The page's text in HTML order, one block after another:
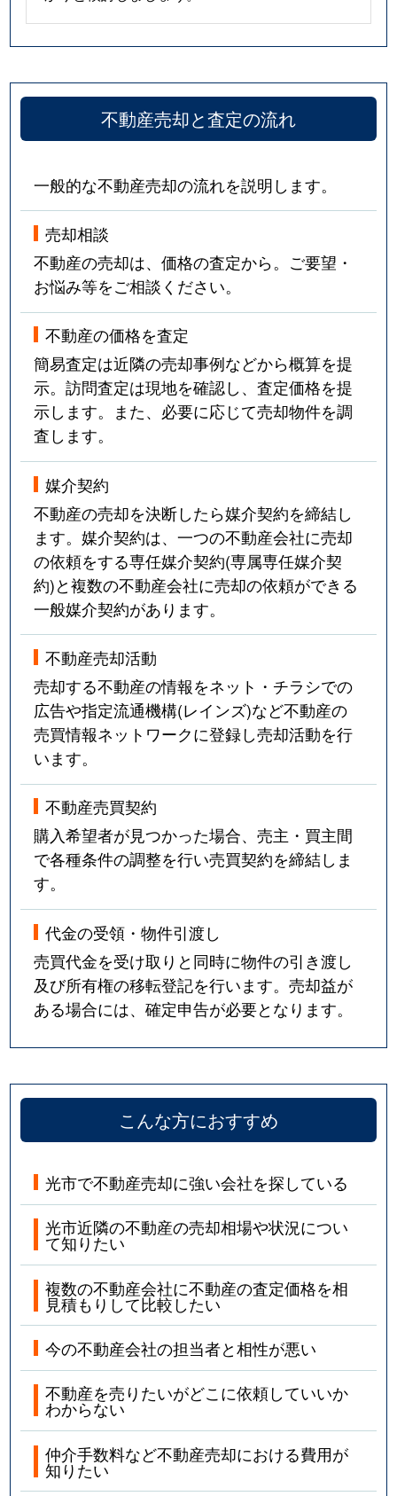
不動産売却と査定の流れ
一般的な不動産売却の流れを説明します。
売却相談
不動産の売却は、価格の査定から。ご要望・
お悩み等をご相談ください。
不動産の価格を査定
簡易査定は近隣の売却事例などから概算を提
示。訪問査定は現地を確認し、査定価格を提
示します。また、必要に応じて売却物件を調
査します。
媒介契約
不動産の売却を決断したら媒介契約を締結し
ます。媒介契約は、一つの不動産会社に売却
の依頼をする専任媒介契約(専属専任媒介契
約)と複数の不動産会社に売却の依頼ができる
一般媒介契約があります。
不動産売却活動
売却する不動産の情報をネット・チラシでの
広告や指定流通機構(レインズ)など不動産の
売買情報ネットワークに登録し売却活動を行
います。
不動産売買契約
購入希望者が見つかった場合、売主・買主間
で各種条件の調整を行い売買契約を締結しま
す。
代金の受領・物件引渡し
売買代金を受け取りと同時に物件の引き渡し
及び所有権の移転登記を行います。売却益が
ある場合には、確定申告が必要となります。
こんな方におすすめ
光市で不動産売却に強い会社を探している
光市近隣の不動産の売却相場や状況につい
て知りたい
複数の不動産会社に不動産の査定価格を相
見積もりして比較したい
今の不動産会社の担当者と相性が悪い
不動産を売りたいがどこに依頼していいか
わからない
仲介手数料など不動産売却における費用が
知りたい